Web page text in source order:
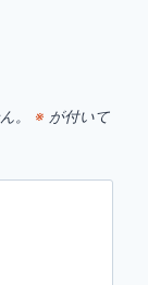
。 ※ が付いて